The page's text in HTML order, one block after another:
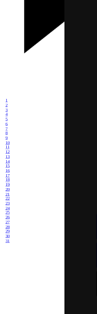
1
2
3
4
5
6
7
8
9
10
11
12
13
14
15
16
17
18
19
20
21
22
23
24
25
26
27
28
29
30
31